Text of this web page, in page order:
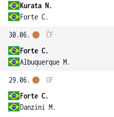
Kurata N.
Forte C.
30.06.
Forte C.
Albuquerque M.
ČF
29.06.
Forte C.
Danzini M.
OF